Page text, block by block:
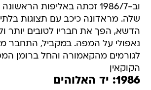
וב-1986/7 זכתה באליפות
שלה. מראדונה כיכב עם תצוגות
הדשא, הפך את חבריו לטובים
נאפולי על המפה. במקביל, התחבר
לגורמים מהקאמורה והחל ברומן
הקוקאין
1986: יד האלוהים